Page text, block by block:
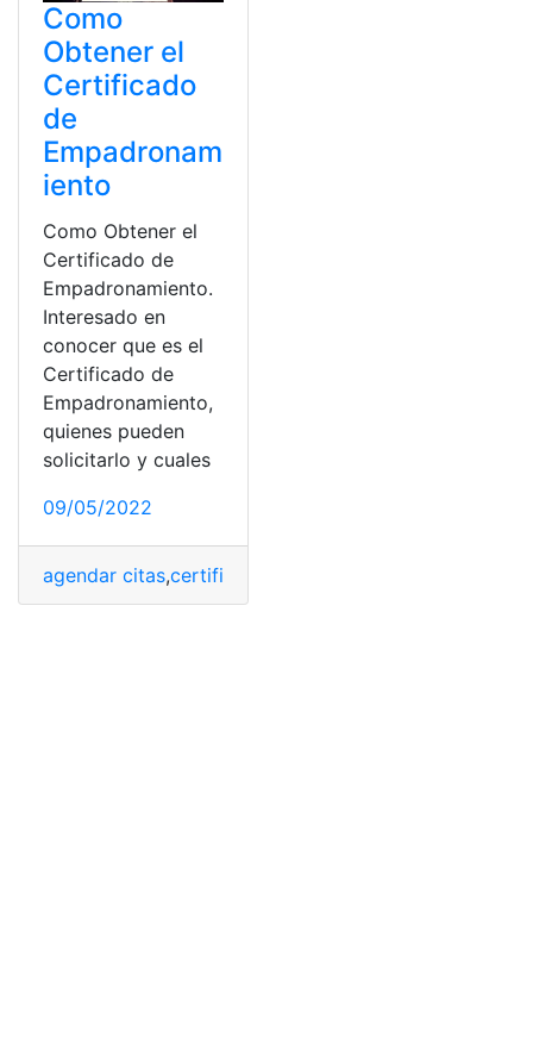
Como
Obtener el
Certificado
de
Empadronam
iento
Como Obtener el
Certificado de
Empadronamiento.
Interesado en
conocer que es el
Certificado de
Empadronamiento,
quienes pueden
solicitarlo y cuales
09/05/2022
agendar citas,certificado